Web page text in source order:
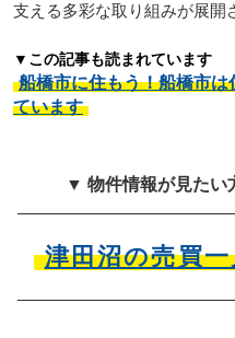
支える多彩な取り組みが展開
▼この記事も読まれています
船橋市に住もう！船橋市
ています
▼ 物件情報が見たい
津田沼の売買